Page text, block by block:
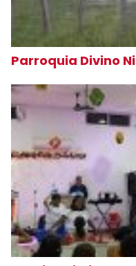
Parroquia Divino